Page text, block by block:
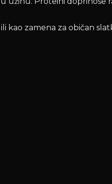
zamena za običan